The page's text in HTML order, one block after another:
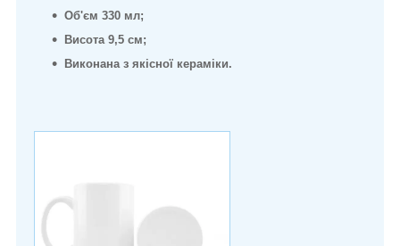
Об'єм 330 мл;
Висота 9,5 см;
Виконана з якісної кераміки.